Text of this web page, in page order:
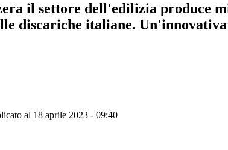
il settore dell'edilizia produce
discariche italiane.
al 18 aprile 2023 - 09:40